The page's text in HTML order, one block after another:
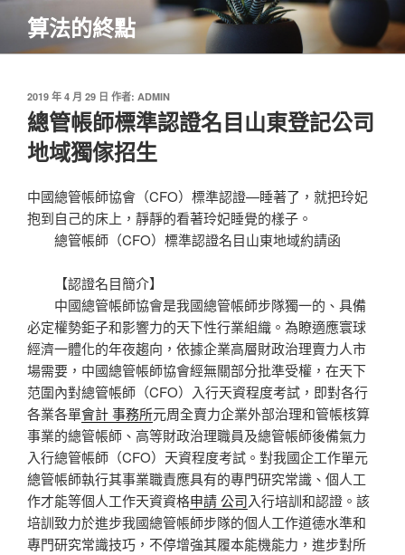
主
算法的終點
發
佈
於
2019 年 4 月 29 日 作者: ADMIN
總管帳師標準認證名目山東登記公司
地域獨傢招生
中國總管帳師協會（CFO）標準認證—睡著了，就把玲妃
抱到自己的床上，靜靜的看著玲妃睡覺的樣子。
總管帳師（CFO）標準認證名目山東地域約請函
【認證名目簡介】
中國總管帳師協會是我國總管帳師步隊獨一的、具備
必定權勢鉅子和影響力的天下性行業組織。為瞭適應寰球
經濟一體化的年夜趨向，依據企業高層財政治理賣力人市
場需要，中國總管帳師協會經無關部分批準受權，在天下
范圍內對總管帳師（CFO）入行天資程度考試，即對各行
各業各單會計 事務所元周全賣力企業外部治理和管帳核算
事業的總管帳師、高等財政治理職員及總管帳師後備氣力
入行總管帳師（CFO）天資程度考試。對我國企工作單元
總管帳師執行其事業職責應具有的專門研究常識、個人工
作才能等個人工作天資資格申請 公司入行培訓和認證。該
培訓致力於進步我國總管帳師步隊的個人工作道德水準和
專門研究常識技巧，不停增強其履本能機能力，進步對所